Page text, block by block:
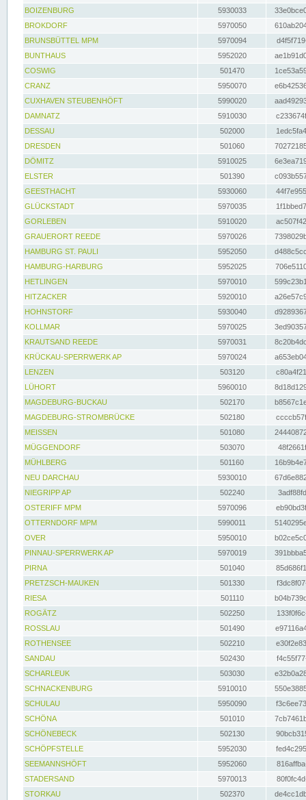
BOIZENBURG
5930033
BROKDORF
5970050
BRUNSBÜTTEL MPM
5970094
BUNTHAUS
5952020
COSWIG
501470
CRANZ
5950070
CUXHAVEN STEUBENHÖFT
5990020
DAMNATZ
5910030
DESSAU
502000
DRESDEN
501060
DÖMITZ
5910025
ELSTER
501390
GEESTHACHT
5930060
GLÜCKSTADT
5970035
GORLEBEN
5910020
GRAUERORT REEDE
5970026
HAMBURG ST. PAULI
5952050
HAMBURG-HARBURG
5952025
HETLINGEN
5970010
HITZACKER
5920010
HOHNSTORF
5930040
KOLLMAR
5970025
KRAUTSAND REEDE
5970031
KRÜCKAU-SPERRWERK AP
5970024
LENZEN
503120
LÜHORT
5960010
MAGDEBURG-BUCKAU
502170
MAGDEBURG-STROMBRÜCKE
502180
MEISSEN
501080
MÜGGENDORF
503070
MÜHLBERG
501160
NEU DARCHAU
5930010
NIEGRIPP AP
502240
OSTERIFF MPM
5970096
OTTERNDORF MPM
5990011
OVER
5950010
PINNAU-SPERRWERK AP
5970019
PIRNA
501040
PRETZSCH-MAUKEN
501330
RIESA
501110
ROGÄTZ
502250
ROSSLAU
501490
ROTHENSEE
502210
SANDAU
502430
SCHARLEUK
503030
SCHNACKENBURG
5910010
SCHULAU
5950090
SCHÖNA
501010
SCHÖNEBECK
502130
SCHÖPFSTELLE
5952030
SEEMANNSHÖFT
5952060
STADERSAND
5970013
STORKAU
502370